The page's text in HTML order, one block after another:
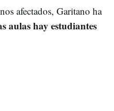
afectados, Garitano ha
aulas hay estudiantes